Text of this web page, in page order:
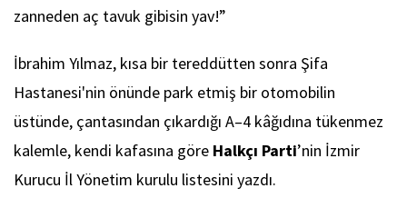
zanneden aç tavuk gibisin yav!”
İbrahim Yılmaz, kısa bir tereddütten sonra Şifa
Hastanesi'nin önünde park etmiş bir otomobilin
üstünde, çantasından çıkardığı A–4 kâğıdına tükenmez
kalemle, kendi kafasına göre Halkçı Parti’nin İzmir
Kurucu İl Yönetim kurulu listesini yazdı.